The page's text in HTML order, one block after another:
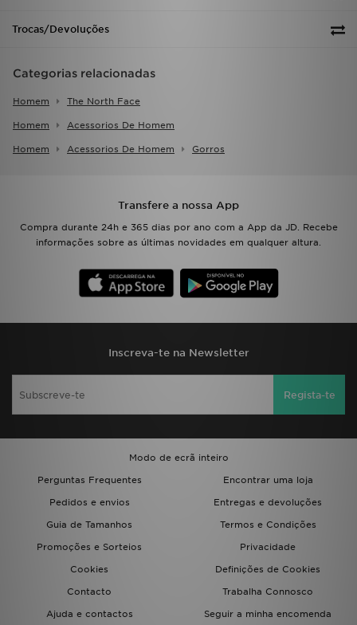
Trocas/Devoluções
Categorias relacionadas
Homem The North Face
Homem Acessorios De Homem
Homem Acessorios De Homem Gorros
Transfere a nossa App
Compra durante 24h e 365 dias por ano com a App da JD. Recebe
informações sobre as últimas novidades em qualquer altura.
Inscreva-te na Newsletter
Regista-te
Modo de ecrã inteiro
Perguntas Frequentes
Encontrar uma loja
Pedidos e envios
Entregas e devoluções
Guia de Tamanhos
Termos e Condições
Promoções e Sorteios
Privacidade
Cookies
Definições de Cookies
Contacto
Trabalha Connosco
Ajuda e contactos
Seguir a minha encomenda